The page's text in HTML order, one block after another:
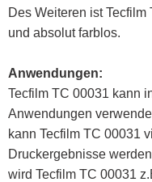
Des Weiteren ist
und absolut farblos.
Anwendungen:
Tecfilm TC 00031 kann
Anwendungen
kann Tecfilm TC 00031
Druckergebnisse
wird Tecfilm TC 00031